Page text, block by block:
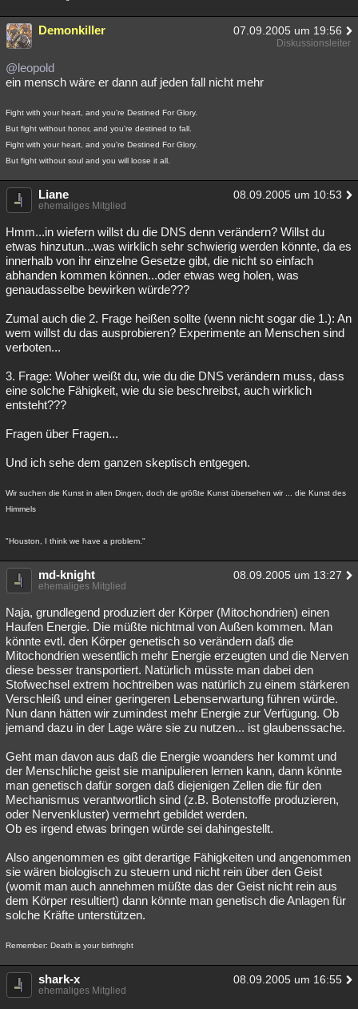
Demonkiller 07.09.2005 um 19:56
Diskussionsleiter
@leopold
ein mensch wäre er dann auf jeden fall nicht mehr
Fight with your heart, and you're Destined For Glory.
But fight without honor, and you're destined to fall.
Fight with your heart, and you're Destined For Glory.
But fight without soul and you will loose it all.
Liane 08.09.2005 um 10:53
ehemaliges Mitglied
Hmm...in wiefern willst du die DNS denn verändern? Willst du
etwas hinzutun...was wirklich sehr schwierig werden könnte, da es
innerhalb von ihr einzelne Gesetze gibt, die nicht so einfach
abhanden kommen können...oder etwas weg holen, was
genaudasselbe bewirken würde???
Zumal auch die 2. Frage heißen sollte (wenn nicht sogar die 1.): An
wem willst du das ausprobieren? Experimente an Menschen sind
verboten...
3. Frage: Woher weißt du, wie du die DNS verändern muss, dass
eine solche Fähigkeit, wie du sie beschreibst, auch wirklich
entsteht???
Fragen über Fragen...
Und ich sehe dem ganzen skeptisch entgegen.
Wir suchen die Kunst in allen Dingen, doch die größte Kunst übersehen wir ... die Kunst des
Himmels
"Houston, I think we have a problem."
md-knight 08.09.2005 um 13:27
ehemaliges Mitglied
Naja, grundlegend produziert der Körper (Mitochondrien) einen
Haufen Energie. Die müßte nichtmal von Außen kommen. Man
könnte evtl. den Körper genetisch so verändern daß die
Mitochondrien wesentlich mehr Energie erzeugten und die Nerven
diese besser transportiert. Natürlich müsste man dabei den
Stofwechsel extrem hochtreiben was natürlich zu einem stärkeren
Verschleiß und einer geringeren Lebenserwartung führen würde.
Nun dann hätten wir zumindest mehr Energie zur Verfügung. Ob
jemand dazu in der Lage wäre sie zu nutzen... ist glaubenssache.
Geht man davon aus daß die Energie woanders her kommt und
der Menschliche geist sie manipulieren lernen kann, dann könnte
man genetisch dafür sorgen daß diejenigen Zellen die für den
Mechanismus verantwortlich sind (z.B. Botenstoffe produzieren,
oder Nervenkluster) vermehrt gebildet werden.
Ob es irgend etwas bringen würde sei dahingestellt.
Also angenommen es gibt derartige Fähigkeiten und angenommen
sie wären biologisch zu steuern und nicht rein über den Geist
(womit man auch annehmen müßte das der Geist nicht rein aus
dem Körper resultiert) dann könnte man genetisch die Anlagen für
solche Kräfte unterstützen.
Remember: Death is your birthright
shark-x 08.09.2005 um 16:55
ehemaliges Mitglied